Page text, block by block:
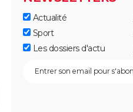
Actualité
Sport
Les dossiers d'actu